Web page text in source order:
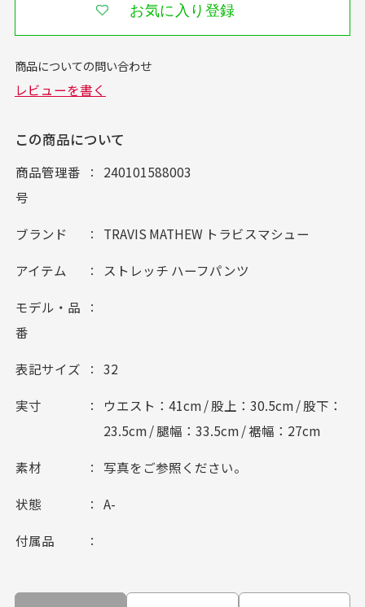
お気に入り登録
この商品について
商品管理番
号
240101588003
ブランド TRAVIS MATHEW トラビスマシュー
アイテム ストレッチ ハーフパンツ
モデル・品
番
表記サイズ 32
実寸
ウエスト：41cm / 股上：30.5cm / 股下：
23.5cm / 腿幅：33.5cm / 裾幅：27cm
素材 写真をご参照ください。
状態 A-
付属品